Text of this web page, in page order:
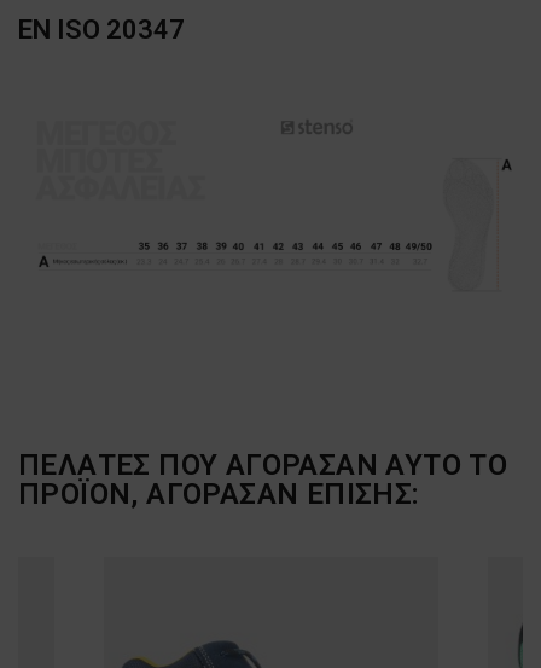
EN ISO 20347
ΠΕΛΆΤΕΣ ΠΟΥ ΑΓΌΡΑΣΑΝ ΑΥΤΌ ΤΟ
ΠΡΟΪΌΝ, ΑΓΌΡΑΣΑΝ ΕΠΊΣΗΣ: